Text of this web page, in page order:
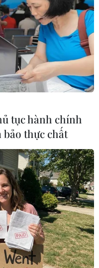
rơi chiến thắng
người
United đã
League hoàn hảo như
City cầm hòa
tục hành chính
bảo thực chất